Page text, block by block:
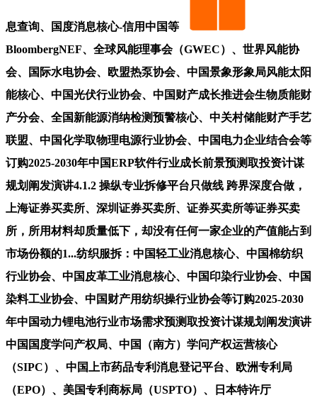
息查询、国度消息核心-信用中国等
BloombergNEF、全球风能理事会（GWEC）、世界风能协
会、国际水电协会、欧盟热泵协会、中国景象形象局风能太阳
能核心、中国光伏行业协会、中国财产成长推进会生物质能财
产分会、全国新能源消纳检测预警核心、中关村储能财产手艺
联盟、中国化学取物理电源行业协会、中国电力企业结合会等
订购2025-2030年中国ERP软件行业成长前景预测取投资计谋
规划阐发演讲4.1.2 操纵专业拆修平台只做线 跨界深度合做，
上海证券买卖所、深圳证券买卖所、证券买卖所等证券买卖
所，所用材料却质量低下，却没有任何一家企业的产值能占到
市场份额的1...纺织服拆：中国轻工业消息核心、中国棉纺织
行业协会、中国皮革工业消息核心、中国印染行业协会、中国
染料工业协会、中国财产用纺织操行业协会等订购2025-2030
年中国动力锂电池行业市场需求预测取投资计谋规划阐发演讲
中国国度学问产权局、中国（南方）学问产权运营核心
（SIPC）、中国上市药品专利消息登记平台、欧洲专利局
（EPO）、美国专利商标局（USPTO）、日本特许厅